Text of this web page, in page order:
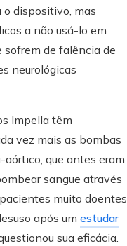
o dispositivo, mas
a não usá-lo em
sofrem de falência de
neurológicas
Impella têm
vez mais as bombas
que antes eram
sangue através
muito doentes
após um estudar
sua eficácia.